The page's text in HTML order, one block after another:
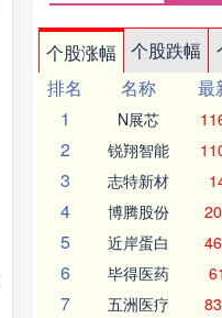
个股涨幅 个股跌幅
排名
名称 最
1
N展芯
2 锐翔智能
3 志特新材
4 博腾股份
5 近岸蛋白
6 毕得医药
7 五洲医疗